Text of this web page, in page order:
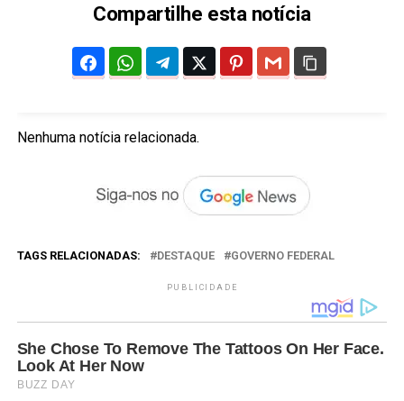
Compartilhe esta notícia
Nenhuma notícia relacionada.
TAGS RELACIONADAS: DESTAQUE GOVERNO FEDERAL
PUBLICIDADE